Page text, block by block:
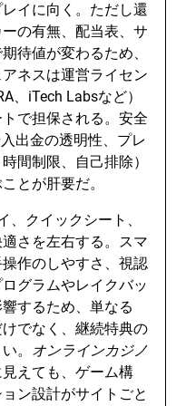
イに向く。ただし還
の有無、配当表、サ
待値が変わるため、
ネスは運営ライセン
、iTech Labsなど）
で担保される。安全
出金の透明性、プレ
間制限、自己排除）
とが肝要だ。
、クイックシート、
さを左右する。スマ
作のしやすさ、視認
グラムやレイクバッ
するため、単なる
けでなく、継続特典の
。 オンラインカジノ
えても、ゲーム構
ン設計がサイトごと